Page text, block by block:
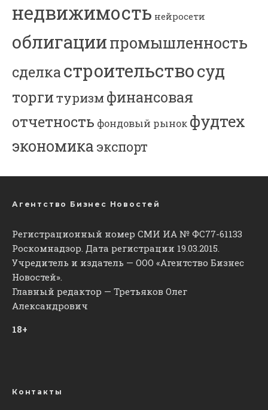
недвижимость нейросети
облигациипромышленность
сделкастроительствосуд
торгитуризм финансовая
отчетность фондовый рынок фудтех
экономика экспорт
Агентство Бизнес Новостей
Регистрационный номер СМИ ИА № ФС77-61133
Роскомнадзор. Дата регистрации 19.03.2015.
Учредитель и издатель — ООО «Агентство Бизнес
Новостей».
Главный редактор — Третьяков Олег
Александрович
18+
Контакты